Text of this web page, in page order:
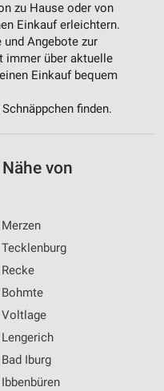
zu Hause oder von
Einkauf erleichtern.
Angebote zur
immer über aktuelle
Einkauf bequem
finden.
von
Merzen
Tecklenburg
Recke
Bohmte
Voltlage
Lengerich
Bad Iburg
Ibbenbüren